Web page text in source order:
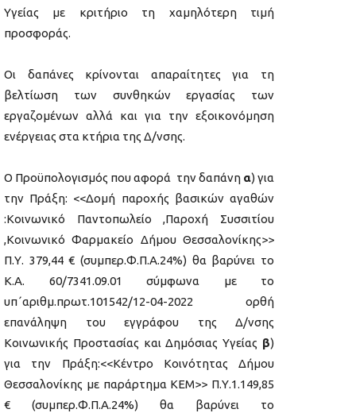
Υγείας με κριτήριο τη χαμηλότερη τιμή
προσφοράς.
Οι δαπάνες κρίνονται απαραίτητες για τη
βελτίωση των συνθηκών εργασίας των
εργαζομένων αλλά και για την εξοικονόμηση
ενέργειας στα κτήρια της Δ/νσης.
Ο Προϋπολογισμός που αφορά την δαπάνη α) για
την Πράξη: <<Δομή παροχής βασικών αγαθών
:Κοινωνικό Παντοπωλείο ,Παροχή Συσσιτίου
,Κοινωνικό Φαρμακείο Δήμου Θεσσαλονίκης>>
Π.Υ. 379,44 € (συμπερ.Φ.Π.Α.24%) θα βαρύνει το
Κ.Α. 60/7341.09.01 σύμφωνα με το
υπ΄αριθμ.πρωτ.101542/12-04-2022 ορθή
επανάληψη του εγγράφου της Δ/νσης
Κοινωνικής Προστασίας και Δημόσιας Υγείας β)
για την Πράξη:<<Κέντρο Κοινότητας Δήμου
Θεσσαλονίκης με παράρτημα ΚΕΜ>> Π.Υ.1.149,85
€ (συμπερ.Φ.Π.Α.24%) θα βαρύνει το